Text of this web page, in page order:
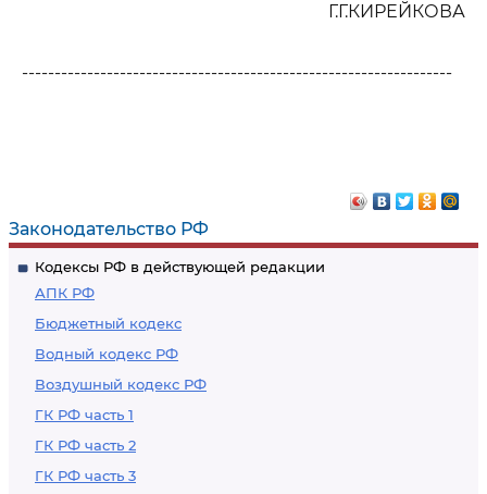
Законодательство РФ
Кодексы РФ в действующей редакции
АПК РФ
Бюджетный кодекс
Водный кодекс РФ
Воздушный кодекс РФ
ГК РФ часть 1
ГК РФ часть 2
ГК РФ часть 3
Г.Г.КИРЕЙКОВА
------------------------------------------------------------------